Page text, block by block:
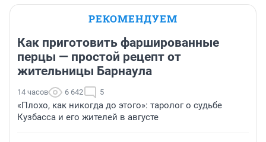
РЕКОМЕНДУЕМ
Как приготовить фаршированные
перцы — простой рецепт от
жительницы Барнаула
14 часов 6 642 5
«Плохо, как никогда до этого»: таролог о судьбе
Кузбасса и его жителей в августе